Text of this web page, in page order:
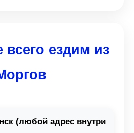
всего ездим из
(любой адрес внутри